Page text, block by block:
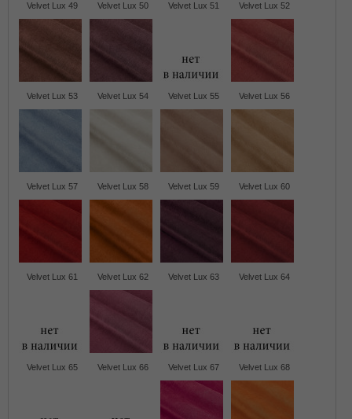
Velvet Lux 49 Velvet Lux 50 Velvet Lux 51 Velvet Lux 52
Velvet Lux 53 Velvet Lux 54 Velvet Lux 55 Velvet Lux 56
Velvet Lux 57 Velvet Lux 58 Velvet Lux 59 Velvet Lux 60
Velvet Lux 61 Velvet Lux 62 Velvet Lux 63 Velvet Lux 64
Velvet Lux 65 Velvet Lux 66 Velvet Lux 67 Velvet Lux 68